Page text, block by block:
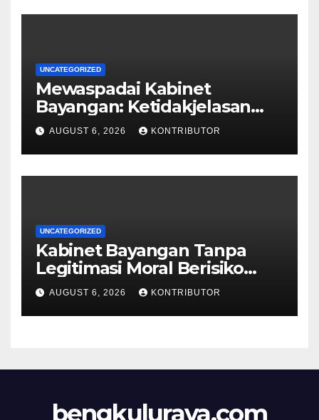
UNCATEGORIZED
Mewaspadai Kabinet
Bayangan: Ketidakjelasan
Legitimasi Moral dan
Representasi
AUGUST 6, 2026 KONTRIBUTOR
UNCATEGORIZED
Kabinet Bayangan Tanpa
Legitimasi Moral Berisiko
Mengaburkan Kepercayaan
Publik
AUGUST 6, 2026 KONTRIBUTOR
bengkuluraya.com